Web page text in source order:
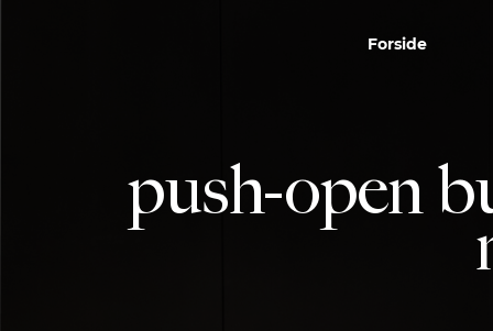
Forside
push-open